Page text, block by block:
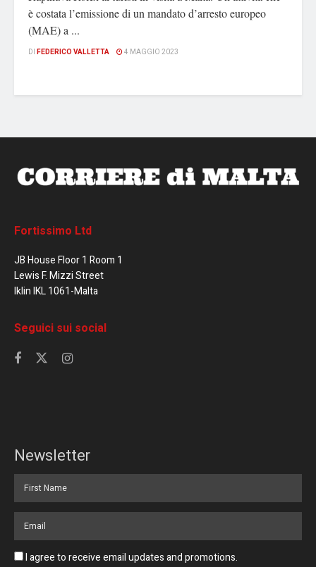
è costata l’emissione di un mandato d’arresto europeo
(MAE) a ...
DI FEDERICO VALLETTA 4 MAGGIO 2023
Fortissimo Ltd
JB House Floor 1 Room 1
Lewis F. Mizzi Street
Iklin IKL 1061-Malta
Seguici sui social
Newsletter
I agree to receive email updates and promotions.